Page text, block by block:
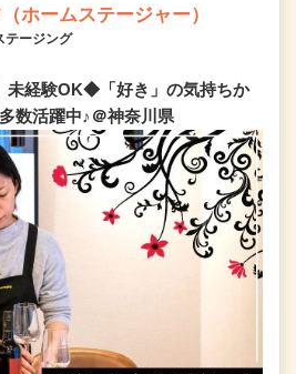
ホームステージャー）
テージング
未経験OK◆「好き」の気持ちか
数活躍中♪＠神奈川県